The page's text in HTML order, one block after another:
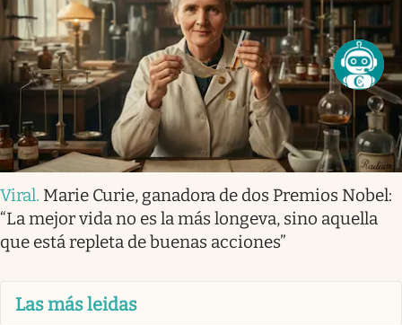
Viral. Marie Curie, ganadora de dos Premios Nobel:
“La mejor vida no es la más longeva, sino aquella
que está repleta de buenas acciones”
Las más leidas